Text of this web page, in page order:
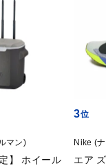
マン)
】 ホイール
3
Nike (
エア